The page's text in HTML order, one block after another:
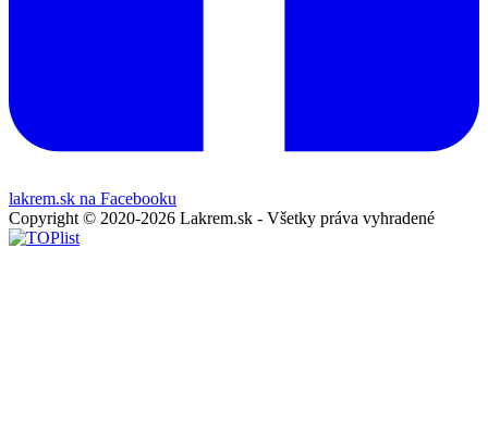
lakrem.sk na Facebooku
Copyright © 2020-2026 Lakrem.sk - Všetky práva vyhradené